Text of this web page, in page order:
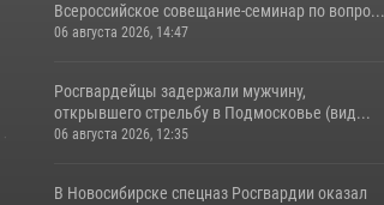
Всероссийское совещание-семинар по вопро...
06 августа 2026, 14:47
Росгвардейцы задержали мужчину,
открывшего стрельбу в Подмосковье (вид...
06 августа 2026, 12:35
В Новосибирске спецназ Росгвардии оказал